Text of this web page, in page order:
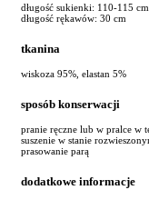
długość sukienki: 110-115 cm
długość rękawów: 30 cm
tkanina
wiskoza 95%, elastan 5%
sposób konserwacji
pranie ręczne lub w pralce w
suszenie w stanie
prasowanie parą
dodatkowe informacje